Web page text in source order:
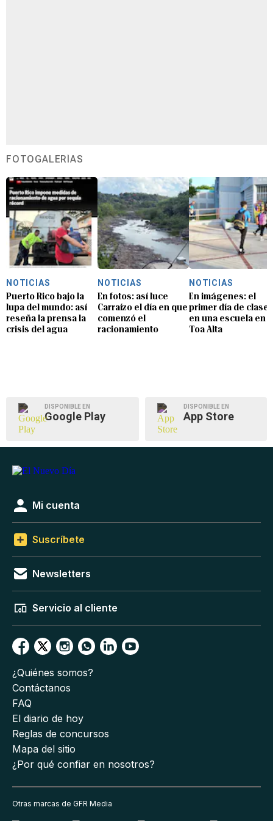
FOTOGALERÍAS
NOTICIAS
Puerto Rico bajo la
lupa del mundo: así
reseña la prensa la
crisis del agua
NOTICIAS
En fotos: así luce
Carraízo el día en que
comenzó el
racionamiento
NOTICIAS
En imágenes: el
primer día de clases
en una escuela en
Toa Alta
DISPONIBLE EN
Google Play
DISPONIBLE EN
App Store
Mi cuenta
Suscríbete
Newsletters
Servicio al cliente
¿Quiénes somos?
Contáctanos
FAQ
El diario de hoy
Reglas de concursos
Mapa del sitio
¿Por qué confiar en nosotros?
Otras marcas de GFR Media